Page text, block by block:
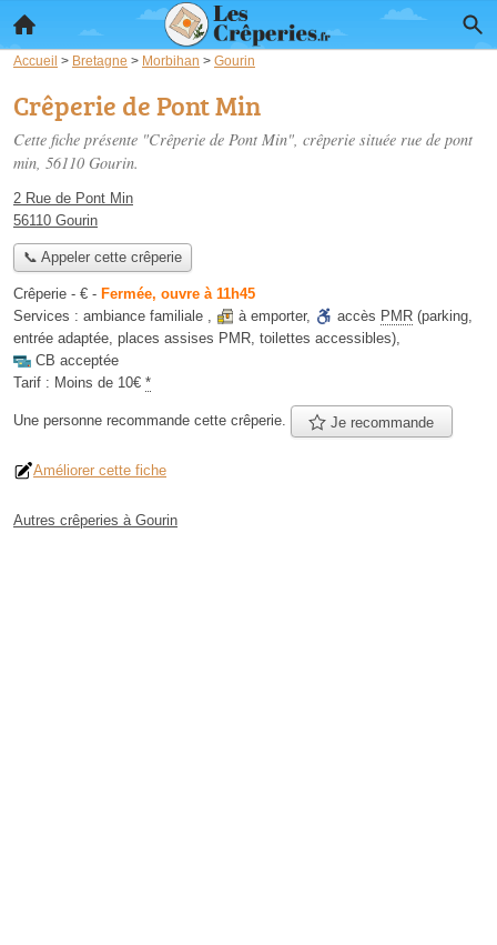
Accueil > Bretagne > Morbihan > Gourin
Crêperie de Pont Min
Cette fiche présente "Crêperie de Pont Min", crêperie située rue de pont
min, 56110 Gourin.
2 Rue de Pont Min
56110 Gourin
📞 Appeler cette crêperie
Crêperie - € - Fermée, ouvre à 11h45
Services : ambiance familiale , à emporter, accès PMR (parking,
entrée adaptée, places assises PMR, toilettes accessibles),
CB acceptée
Tarif : Moins de 10€ *
Une personne recommande cette crêperie. Je recommande
Améliorer cette fiche
Autres crêperies à Gourin